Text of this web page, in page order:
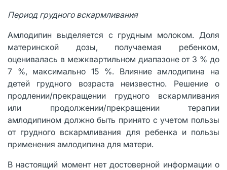
Период грудного вскармливания
Амлодипин выделяется с грудным молоком. Доля
материнской дозы, получаемая ребенком,
оценивалась в межквартильном диапазоне от 3 % до
7 %, максимально 15 %. Влияние амлодипина на
детей грудного возраста неизвестно. Решение о
продлении/прекращении грудного вскармливания
или продолжении/прекращении терапии
амлодипином должно быть принято с учетом пользы
от грудного вскармливания для ребенка и пользы
применения амлодипина для матери.
В настоящий момент нет достоверной информации о